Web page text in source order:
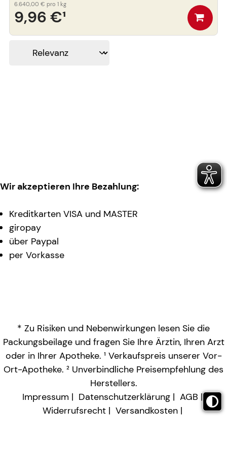
9,96 €¹
6.640,00 € pro 1 kg
Wir akzeptieren Ihre Bezahlung:
Kreditkarten VISA und MASTER
giropay
über Paypal
per Vorkasse
* Zu Risiken und Nebenwirkungen lesen Sie die
Packungsbeilage und fragen Sie Ihre Ärztin, Ihren Arzt
oder in Ihrer Apotheke. ¹ Verkaufspreis unserer Vor-
Ort-Apotheke. ² Unverbindliche Preisempfehlung des
Herstellers.
Impressum
Datenschutzerklärung
AGB
Widerrufsrecht
Versandkosten